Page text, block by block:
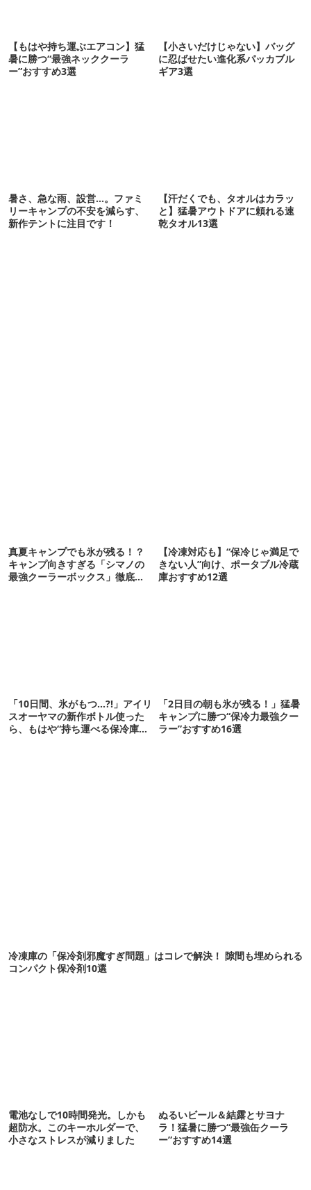
【もはや持ち運ぶエアコン】猛
暑に勝つ“最強ネッククーラ
ー”おすすめ3選
【小さいだけじゃない】バッグ
に忍ばせたい進化系パッカブル
ギア3選
暑さ、急な雨、設営…。ファミ
リーキャンプの不安を減らす、
新作テントに注目です！
【汗だくでも、タオルはカラッ
と】猛暑アウトドアに頼れる速
乾タオル13選
真夏キャンプでも氷が残る！？
キャンプ向きすぎる「シマノの
最強クーラーボックス」徹底解
【冷凍対応も】“保冷じゃ満足で
きない人”向け、ポータブル冷蔵
庫おすすめ12選
「10日間、氷がもつ…?!」アイリ
スオーヤマの新作ボトル使った
ら、もはや“持ち運べる保冷庫
「2日目の朝も氷が残る！」猛暑
キャンプに勝つ“保冷力最強クー
ラー”おすすめ16選
冷凍庫の「保冷剤邪魔すぎ問題」はコレで解決！ 隙間も埋められる
コンパクト保冷剤10選
電池なしで10時間発光。しかも
超防水。このキーホルダーで、
小さなストレスが減りました
ぬるいビール＆結露とサヨナ
ラ！猛暑に勝つ“最強缶クーラ
ー”おすすめ14選